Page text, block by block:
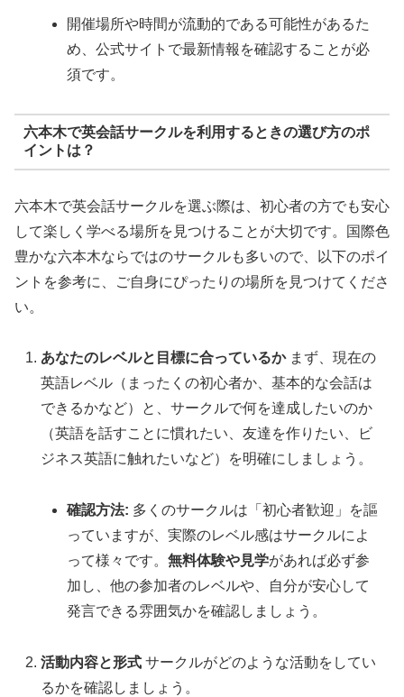
開催場所や時間が流動的である可能性があるた
め、公式サイトで最新情報を確認することが必
須です。
六本木で英会話サークルを利用するときの選び方のポ
イントは？
六本木で英会話サークルを選ぶ際は、初心者の方でも安心
して楽しく学べる場所を見つけることが大切です。国際色
豊かな六本木ならではのサークルも多いので、以下のポイ
ントを参考に、ご自身にぴったりの場所を見つけてくださ
い。
あなたのレベルと目標に合っているかまず、現在の
英語レベル（まったくの初心者か、基本的な会話は
できるかなど）と、サークルで何を達成したいのか
（英語を話すことに慣れたい、友達を作りたい、ビ
ジネス英語に触れたいなど）を明確にしましょう。
確認方法: 多くのサークルは「初心者歓迎」を謳
っていますが、実際のレベル感はサークルによ
って様々です。無料体験や見学があれば必ず参
加し、他の参加者のレベルや、自分が安心して
発言できる雰囲気かを確認しましょう。
活動内容と形式 サークルがどのような活動をしてい
るかを確認しましょう。